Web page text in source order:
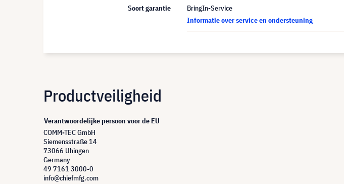
Soort garantie
BringIn-Service
Informatie over service en ondersteuning
Productveiligheid
Verantwoordelijke persoon voor de EU
COMM-TEC GmbH
Siemensstraße 14
73066 Uhingen
Germany
49 7161 3000-0
info@chiefmfg.com